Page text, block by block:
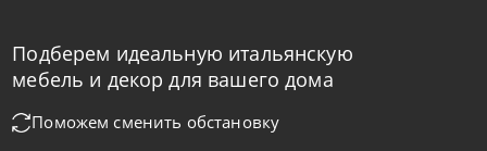
от
-40% до 08.31
Nicolettihome
Подберем идеальную итальянскую
мебель и декор для вашего дома
Поможем сменить обстановку